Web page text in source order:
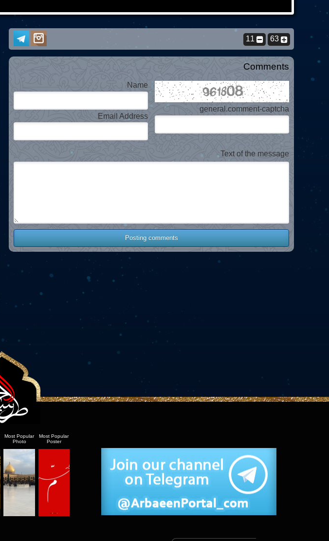
63
11
Comments
Name
Email Address
general.comment-captcha
Text of the message
Posting comments
Most Popular
Photo
Most Popular
Poster